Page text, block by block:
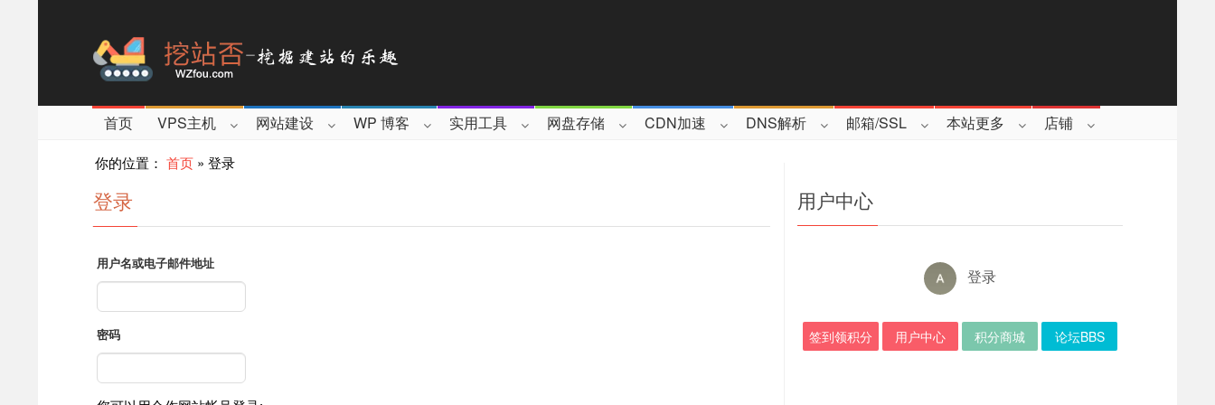
首页 VPS主机 网站建设 WP 博客 实用工具 网盘存储 CDN加速 DNS解析 邮箱/SSL 本站更多 店铺
你的位置： 首页 » 登录
登录
用户名或电子邮件地址
密码
用户中心
登录
签到领积分 用户中心 积分商城 论坛BBS